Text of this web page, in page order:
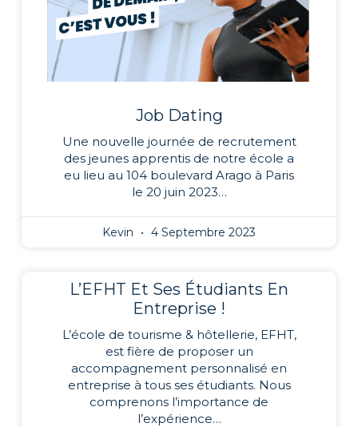
Job Dating
Une nouvelle journée de recrutement
des jeunes apprentis de notre école a
eu lieu au 104 boulevard Arago à Paris
le 20 juin 2023…
Kevin 4 Septembre 2023
L’EFHT Et Ses Étudiants En
Entreprise !
L’école de tourisme & hôtellerie, EFHT,
est fière de proposer un
accompagnement personnalisé en
entreprise à tous ses étudiants. Nous
comprenons l’importance de
l’expérience…